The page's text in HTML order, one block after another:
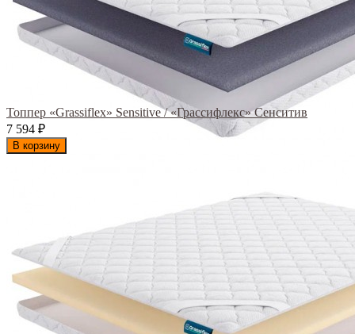
Топпер «Grassiflex» Sensitive / «Грассифлекс» Сенситив
7 594 ₽
В корзину